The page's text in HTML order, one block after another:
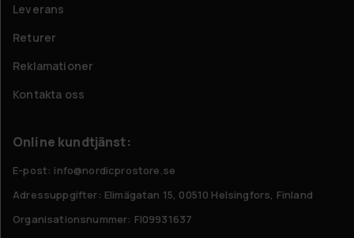
Leverans
Returer
Reklamationer
Kontakta oss
Online kundtjänst:
E-post: info@nordicprostore.se
Adressuppgifter: Elimägatan 15, 00510 Helsingfors, Finland
Organisationsnummer: FI09931637